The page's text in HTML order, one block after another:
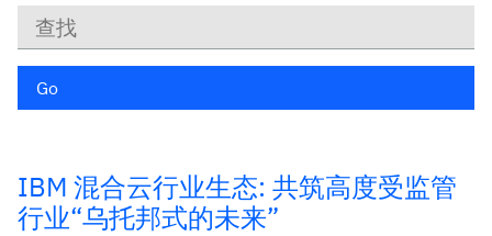
字
Go
IBM 混合云行业生态: 共筑高度受监管
行业“乌托邦式的未来”